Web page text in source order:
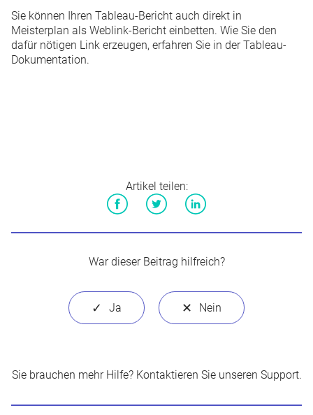
Sie können Ihren Tableau-Bericht auch direkt in
Meisterplan als Weblink-Bericht einbetten. Wie Sie den
dafür nötigen Link erzeugen, erfahren Sie in derTableau-
Dokumentation.
Artikel teilen:
War dieser Beitrag hilfreich?
Sie brauchen mehr Hilfe? Kontaktieren Sie unseren Support.